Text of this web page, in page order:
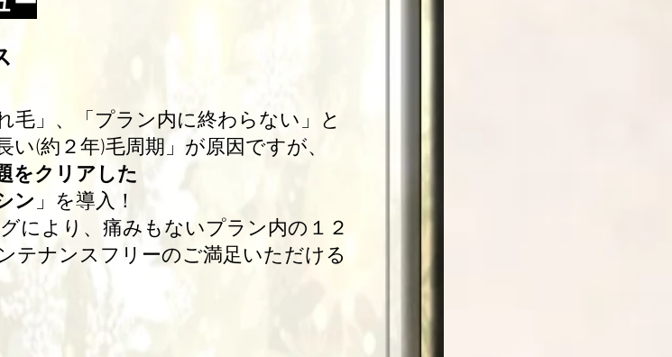
毛」、「プラン内に終わらない」と
(約２年)毛周期」が原因ですが、
をクリアした
ン」を導入！
により、痛みもないプラン内の１２
テナンスフリーのご満足いただける